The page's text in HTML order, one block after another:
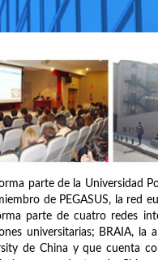
parte de la Universidad
de PEGASUS, la red
parte de cuatro redes
universitarias; BRAIA, la
de China y que cuenta